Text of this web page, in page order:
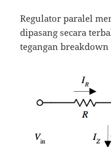
Regulator paralel
dipasang secara
tegangan